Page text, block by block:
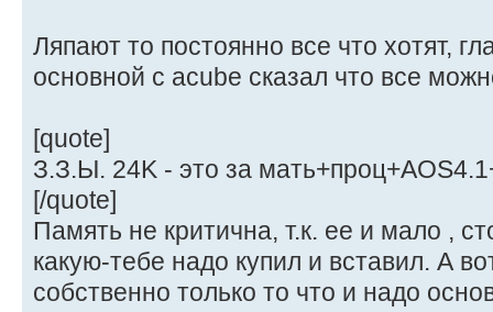
Ляпают то постоянно все что хотят,
основной с acube сказал что все
[quote]
З.З.Ы. 24K - это за
[/quote]
Память не критична, т.к. ее и мало ,
какую-тебе надо купил и вставил. А
собственно только то что и надо